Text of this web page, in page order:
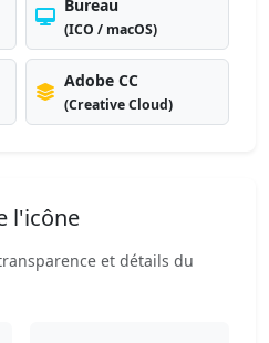
Bureau
(ICO / macOS)
Adobe CC
(Creative Cloud)
l'icône
et détails du